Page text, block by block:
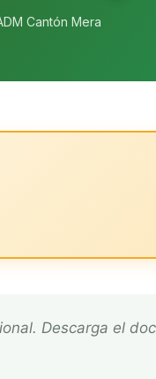
Cantón Mera